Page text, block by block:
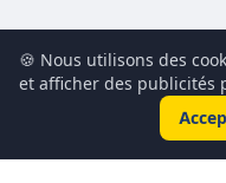
🍪 Nous utilisons des
et afficher des publicités